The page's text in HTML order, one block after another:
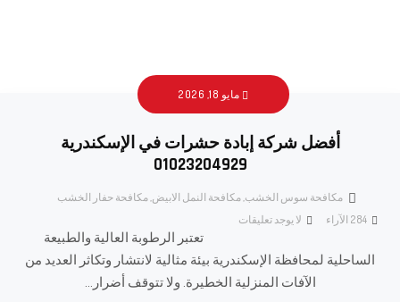
مايو 18, 2026
أفضل شركة إبادة حشرات في الإسكندرية
01023204929
مكافحة سوس الخشب مكافحة النمل الابيض مكافحة حفار الخشب
لا يوجد تعليقات
الآراء
تعتبر الرطوبة العالية والطبيعة
الساحلية لمحافظة الإسكندرية بيئة مثالية لانتشار وتكاثر العديد من
الآفات المنزلية الخطيرة. ولا تتوقف أضرار...